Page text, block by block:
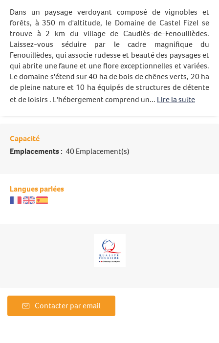
Dans un paysage verdoyant composé de vignobles et
forêts, à 350 m d'altitude, le Domaine de Castel Fizel se
trouve à 2 km du village de Caudiès-de-Fenouillèdes.
Laissez-vous séduire par le cadre magnifique du
Fenouillèdes, qui associe rudesse et beauté des paysages et
qui abrite une faune et une flore exceptionnelles et variées.
Le domaine s'étend sur 40 ha de bois de chênes verts, 20 ha
de pleine nature et 10 ha équipés de structures de détente
et de loisirs . L'hébergement comprend un... Lire la suite
Capacité
Emplacements : 40 Emplacement(s)
Langues parlées
Contacter par email